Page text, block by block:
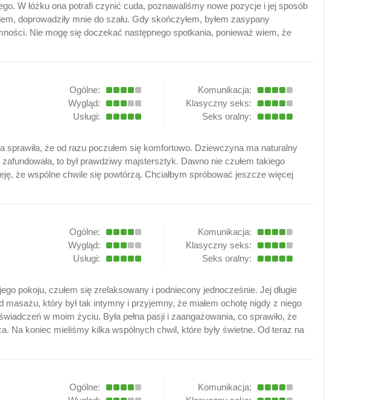
W łóżku ona potrafi czynić cuda, poznawaliśmy nowe pozycje i jej sposób
doprowadziły mnie do szału. Gdy skończyłem, byłem zasypany
Nie mogę się doczekać następnego spotkania, ponieważ wiem, że
Ogólne:
Wygląd:
Usługi:
Komunikacja:
Klasyczny seks:
Seks oralny:
sprawiła, że od razu poczułem się komfortowo. Dziewczyna ma naturalny
to był prawdziwy majstersztyk. Dawno nie czułem takiego
że wspólne chwile się powtórzą. Chciałbym spróbować jeszcze więcej
Ogólne:
Wygląd:
Usługi:
Komunikacja:
Klasyczny seks:
Seks oralny:
pokoju, czułem się zrelaksowany i podniecony jednocześnie. Jej długie
który był tak intymny i przyjemny, że miałem ochotę nigdy z niego
w moim życiu. Była pełna pasji i zaangażowania, co sprawiło, że
Na koniec mieliśmy kilka wspólnych chwil, które były świetne. Od teraz na
Ogólne:
Komunikacja: